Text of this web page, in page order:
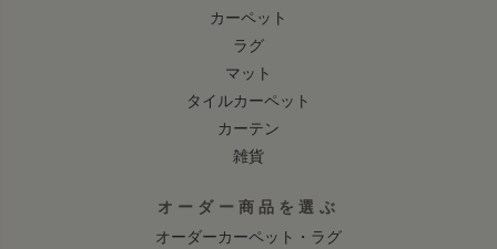
カーペット
ラグ
マット
タイルカーペット
カーテン
雑貨
オーダー商品を選ぶ
オーダーカーペット・ラグ